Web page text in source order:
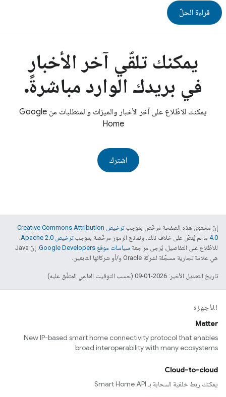
قراءة الحلّ
يمكنك تلقّي آخر الأخبار
في بريدك الوارد مباشرةً.
يمكنك الاطّلاع على آخر الأخبار والميزات والمتطلبات من Google
Home
اشترك
إنّ محتوى هذه الصفحة مرخّص بموجب
ترخيص Creative Commons Attribution
4.0‏ ما لم يُنصّ على خلاف ذلك، ونماذج الرموز مرخّصة بموجبترخيص Apache 2.0‏
.
للاطّلاع على التفاصيل، يُرجى مراجعة سياسات موقع Google Developers‏
. إنّ Java
هي علامة تجارية مسجَّلة لشركة Oracle و/أو شركائها التابعين.
تاريخ التعديل الأخير: 2026-01-09 (حسب التوقيت العالمي المتفَّق عليه)
للأجهزة
Matter
New IP-based smart home connectivity protocol that enables
broad interoperability with many ecosystems
Cloud-to-cloud
يمكنك ربط خلفية السحابة بـ Smart Home API